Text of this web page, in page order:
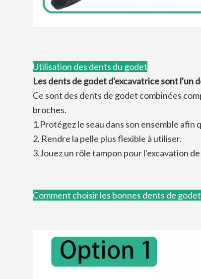
Utilisation des dents du godet
Les dents de godet d'excavatrice sont l'un
Ce sont des dents de godet combinées
broches.
1.Protégez le seau dans son ensemble afin
2. Rendre la pelle plus flexible à utiliser.
3.Jouez un rôle tampon pour l'excavation
Comment choisir les bonnes dents de